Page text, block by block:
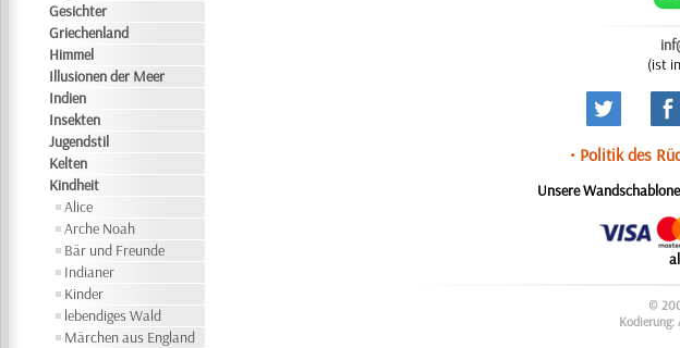
Gesichter
Griechenland
Himmel
Illusionen der Meer
Indien
Insekten
Jugendstil
Kelten
Kindheit
Alice
Arche Noah
Bär und Freunde
Indianer
Kinder
lebendiges Wald
Märchen aus England
(ist
• Politik des
Unsere
©
Kodierung: